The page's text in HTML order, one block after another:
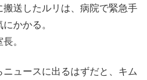
送したルリは、病院で緊急手
かかる。
。
ュースに出るはずだと、キム